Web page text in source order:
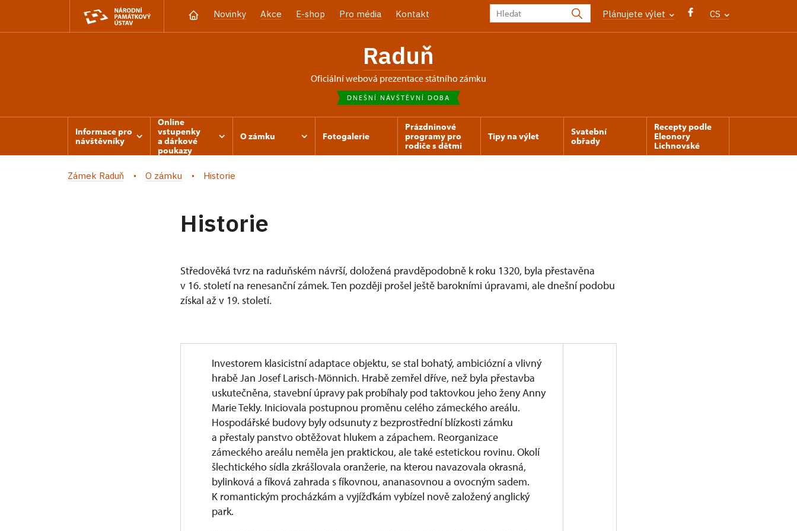
Novinky Akce E-shop Pro média Kontakt Plánujete výlet CS
Raduň
oficiální webová prezentace státního zámku
DNEŠNÍ NÁVŠTĚVNÍ DOBA
Informace pro
návštěvníky
Online
vstupenky
a dárkové
poukazy
O zámku Fotogalerie
Prázdninové
programy pro
rodiče s dětmi
Tipy na výlet
Svatební
obřady
Recepty podle
Eleonory
Lichnovské
Zámek Raduň O zámku Historie
Historie
Středověká tvrz na raduňském návrší, doložená pravděpodobně k roku 1320, byla přestavěna
v 16. století na renesanční zámek. Ten později prošel ještě barokními úpravami, ale dnešní podobu
získal až v 19. století.
Investorem klasicistní adaptace objektu, se stal bohatý, ambiciózní a vlivný
hrabě Jan Josef Larisch-Mönnich. Hrabě zemřel dříve, než byla přestavba
uskutečněna, stavební úpravy pak probíhaly pod taktovkou jeho ženy Anny
Marie Tekly. Iniciovala postupnou proměnu celého zámeckého areálu.
Hospodářské budovy byly odsunuty z bezprostřední blízkosti zámku
a přestaly panstvo obtěžovat hlukem a zápachem. Reorganizace
zámeckého areálu neměla jen praktickou, ale také estetickou rovinu. Okolí
šlechtického sídla zkrášlovala oranžerie, na kterou navazovala okrasná,
bylinková a fíková zahrada s fíkovnou, ananasovnou a ovocným sadem.
K romantickým procházkám a vyjížďkám vybízel nově založený anglický
park.